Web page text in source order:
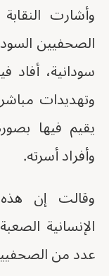
وأشارت
الصحفيين
سودانية، أفاد
وتهديدات
يقيم فيها
وأفراد أسرته.
وقالت إن هذه
الإنسانية
عدد من